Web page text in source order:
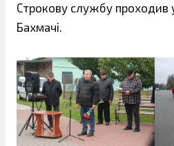
Строкову службу проходив у
Бахмачі.